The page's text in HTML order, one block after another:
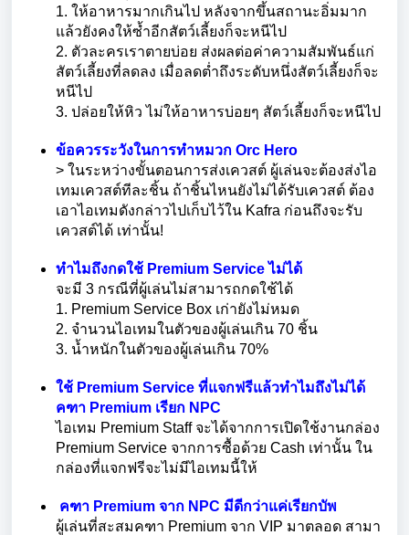
1. ให้อาหารมากเกินไป หลังจากขึ้นสถานะอิ่มมาก
แล้วยังคงให้ซ้ำอีกสัตว์เลี้ยงก็จะหนีไป
2. ตัวละครเราตายบ่อย ส่งผลต่อค่าความสัมพันธ์แก่
สัตว์เลี้ยงที่ลดลง เมื่อลดต่ำถึงระดับหนึ่งสัตว์เลี้ยงก็จะ
หนีไป
3. ปล่อยให้หิว ไม่ให้อาหารบ่อยๆ สัตว์เลี้ยงก็จะหนีไป
ข้อควรระวังในการทำหมวก Orc Hero
> ในระหว่างขั้นตอนการส่งเควสต์ ผู้เล่นจะต้องส่งไอ
เทมเควสต์ทีละชิ้น ถ้าชิ้นไหนยังไม่ได้รับเควสต์ ต้อง
เอาไอเทมดังกล่าวไปเก็บไว้ใน Kafra ก่อนถึงจะรับ
เควสต์ได้ เท่านั้น!
ทำไมถึงกดใช้ Premium Service ไม่ได้
จะมี 3 กรณีที่ผู้เล่นไม่สามารถกดใช้ได้
1. Premium Service Box เก่ายังไม่หมด
2. จำนวนไอเทมในตัวของผู้เล่นเกิน 70 ชิ้น
3. น้ำหนักในตัวของผู้เล่นเกิน 70%
ใช้ Premium Service ที่แจกฟรีแล้วทำไมถึงไม่ได้
คฑา Premium เรียก NPC
ไอเทม Premium Staff จะได้จากการเปิดใช้งานกล่อง
Premium Service จากการซื้อด้วย Cash เท่านั้น ใน
กล่องที่แจกฟรีจะไม่มีไอเทมนี้ให้
คฑา Premium จาก NPC มีดีกว่าแค่เรียกบัพ
ผู้เล่นที่สะสมคฑา Premium จาก VIP มาตลอด สามา